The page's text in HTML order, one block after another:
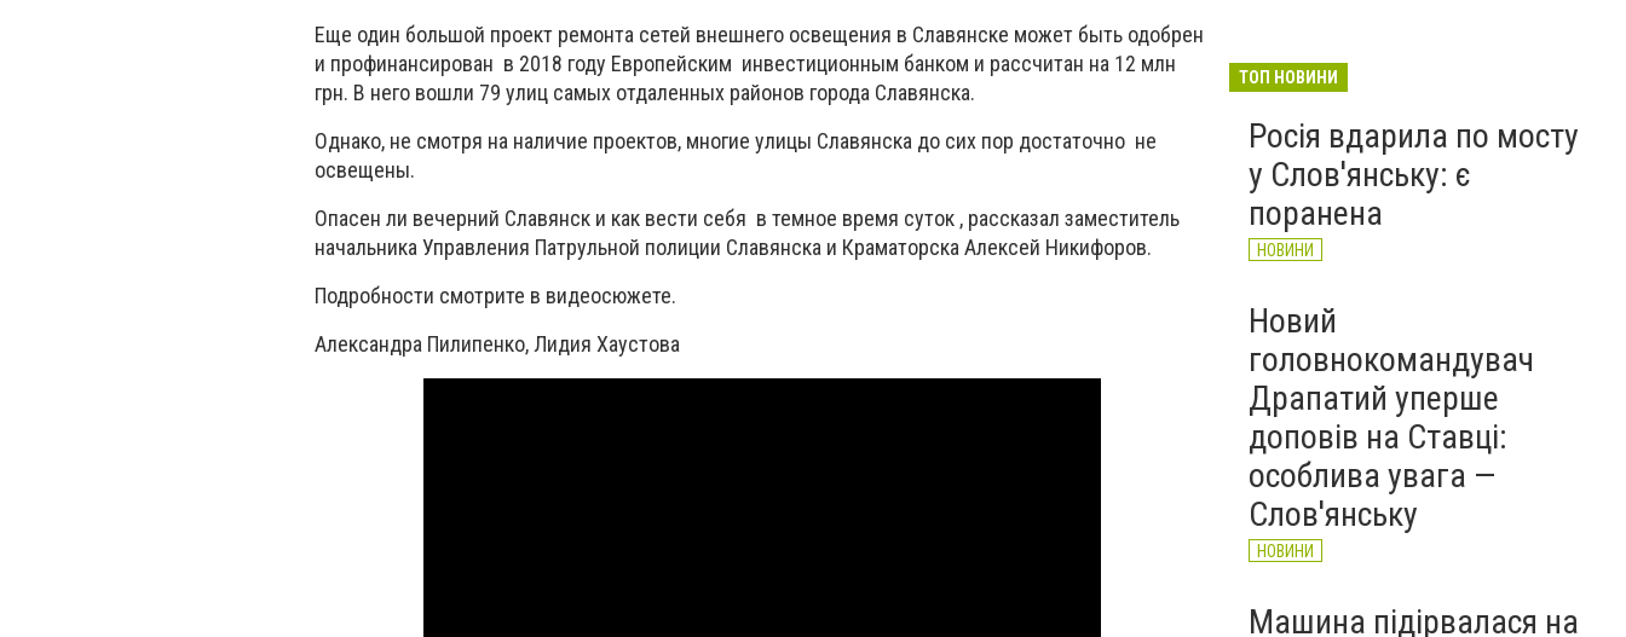
Еще один большой проект ремонта сетей внешнего освещения в Славянске может быть одобрен
и профинансирован в 2018 году Европейским инвестиционным банком и рассчитан на 12 млн
грн. В него вошли 79 улиц самых отдаленных районов города Славянска.
Однако, не смотря на наличие проектов, многие улицы Славянска до сих пор достаточно не
освещены.
Опасен ли вечерний Славянск и как вести себя в темное время суток , рассказал заместитель
начальника Управления Патрульной полиции Славянска и Краматорска Алексей Никифоров.
Подробности смотрите в видеосюжете.
Александра Пилипенко, Лидия Хаустова
великої війни: 7 серпня
ТОП НОВИНИ
Росія вдарила по мосту
у Слов'янську: є
поранена
НОВИНИ
Новий
головнокомандувач
Драпатий уперше
доповів на Ставці:
особлива увага —
Слов'янську
НОВИНИ
Машина підірвалася на